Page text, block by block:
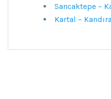
Sancaktepe –
Kartal –